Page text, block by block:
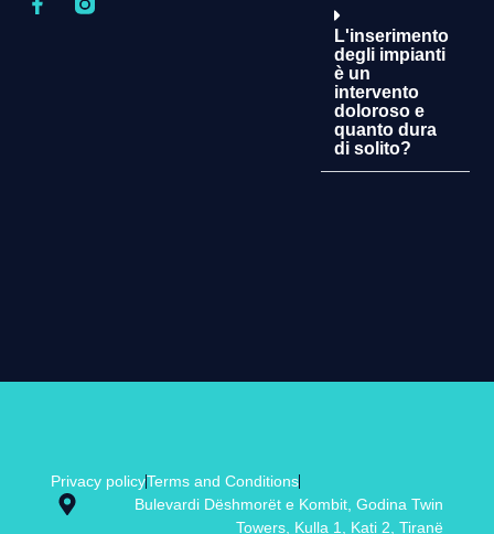
L'inserimento
degli impianti
è un
intervento
doloroso e
quanto dura
di solito?
Privacy policyTerms and Conditions
Bulevardi Dëshmorët e Kombit, Godina Twin
Towers, Kulla 1, Kati 2, Tiranë